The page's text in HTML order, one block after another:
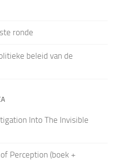
ronde
beleid van de
Into The Invisible
Perception (boek +